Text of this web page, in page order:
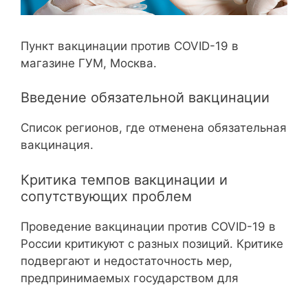
Пункт вакцинации против COVID-19 в
магазине ГУМ, Москва.
Введение обязательной вакцинации
Список регионов, где отменена обязательная
вакцинация.
Критика темпов вакцинации и
сопутствующих проблем
Проведение вакцинации против COVID-19 в
России критикуют с разных позиций. Критике
подвергают и недостаточность мер,
предпринимаемых государством для